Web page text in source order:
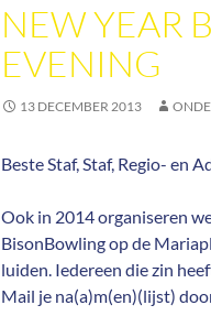
NEW YEAR
EVENING
13 DECEMBER 2013
Beste Staf, Staf, Regio- en
Ook in 2014 organiseren
BisonBowling op de
luiden. Iedereen die zin
Mail je na(a)m(en)(lijst)